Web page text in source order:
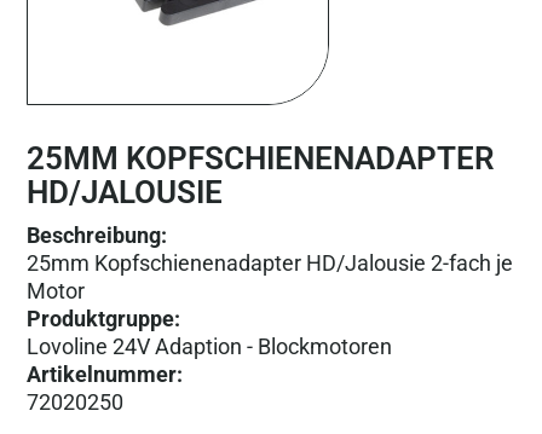
25MM KOPFSCHIENENADAPTER
HD/JALOUSIE
Beschreibung:
25mm Kopfschienenadapter HD/Jalousie 2-fach je
Motor
Produktgruppe:
Lovoline 24V Adaption - Blockmotoren
Artikelnummer:
72020250